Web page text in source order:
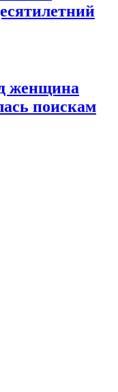
женщина
поискам